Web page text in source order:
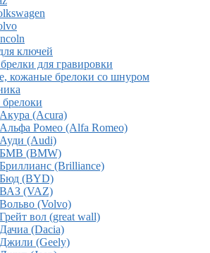
ключей
для гравировки
кожаные брелоки со шнуром
(Acura)
Ромео (Alfa Romeo)
(Audi)
БМВ (BMW)
(Brilliance)
(BYD)
(VAZ)
(Volvo)
вол (great wall)
(Dacia)
(Geely)